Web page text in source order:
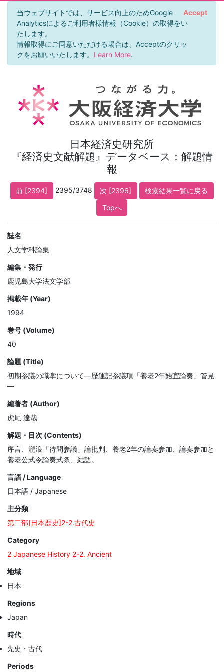
当ウェブサイトでは、サービス向上のためGoogle
Analyticsによるご利用者様情報（Cookie）の取得をい
たします。
情報取得にご同意いただける場合は、Acceptのクリッ
クをお願いいたします。 Learn More.
Accept
日本経済史研究所
『経済史文献解題』データベース：解題情
報
前 [2394] 2395/3748 次 [2396]
検索結果一覧に戻る
Topへ
誌名
人文学科論集
編集・発行
鹿児島大学法文学部
掲載年 (Year)
1994
巻号 (Volume)
40
論題 (Title)
初期参議の職掌について—歴運記参議項「養老2年始宜論奏」管見
—
編著者 (Author)
虎尾 達哉
解題・目次 (Contents)
序言、瀧浪「待問参議」論批判、養老2年の論奏参加、論奏参加と
養老公式令論奏式条、結語。
言語 / Language
日本語 / Japanese
主分類
第二部[日本歴史]2-2.古代史
Category
2 Japanese History 2-2. Ancient
地域
日本
Regions
Japan
時代
先史・古代
Periods